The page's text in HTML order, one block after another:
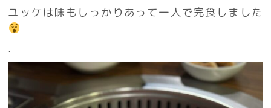
ユッケは味もしっかりあって一人で完食しました
.